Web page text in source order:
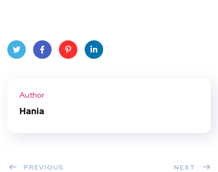
Author
Hania
PREVIOUS NEXT